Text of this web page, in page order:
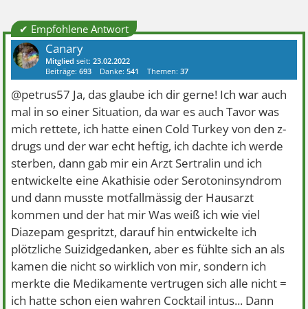
✔ Empfohlene Antwort
Canary
Mitglied seit:23.02.2022
Beiträge:693 Danke:541 Themen:37
@petrus57 Ja, das glaube ich dir gerne! Ich war auch
mal in so einer Situation, da war es auch Tavor was
mich rettete, ich hatte einen Cold Turkey von den z-
drugs und der war echt heftig, ich dachte ich werde
sterben, dann gab mir ein Arzt Sertralin und ich
entwickelte eine Akathisie oder Serotoninsyndrom
und dann musste motfallmässig der Hausarzt
kommen und der hat mir Was weiß ich wie viel
Diazepam gespritzt, darauf hin entwickelte ich
plötzliche Suizidgedanken, aber es fühlte sich an als
kamen die nicht so wirklich von mir, sondern ich
merkte die Medikamente vertrugen sich alle nicht =
ich hatte schon eien wahren Cocktail intus... Dann